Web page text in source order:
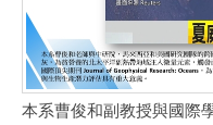
本系曹俊和副教授與國際